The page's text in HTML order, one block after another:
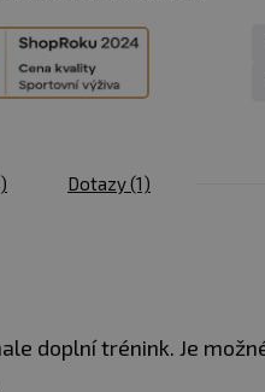
Dotazy(1)
doplní trénink. Je